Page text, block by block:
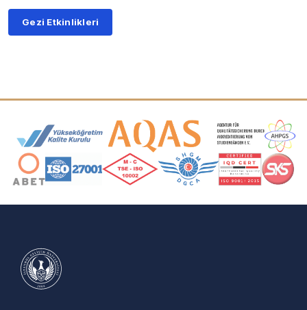
Gezi Etkinlikleri
Akreditasyon ve Üyelik Logoları